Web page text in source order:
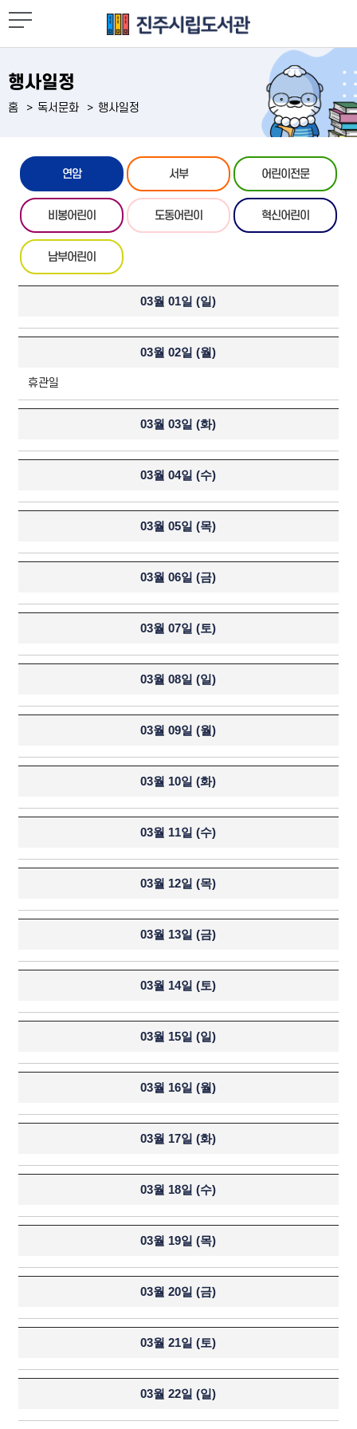
행사일정
홈 독서문화 행사일정
연암 서부 어린이전문
비봉어린이 도동어린이 혁신어린이
남부어린이
03월 01일 (일)
03월 02일 (월)
휴관일
03월 03일 (화)
03월 04일 (수)
03월 05일 (목)
03월 06일 (금)
03월 07일 (토)
03월 08일 (일)
03월 09일 (월)
03월 10일 (화)
03월 11일 (수)
03월 12일 (목)
03월 13일 (금)
03월 14일 (토)
03월 15일 (일)
03월 16일 (월)
03월 17일 (화)
03월 18일 (수)
03월 19일 (목)
03월 20일 (금)
03월 21일 (토)
03월 22일 (일)